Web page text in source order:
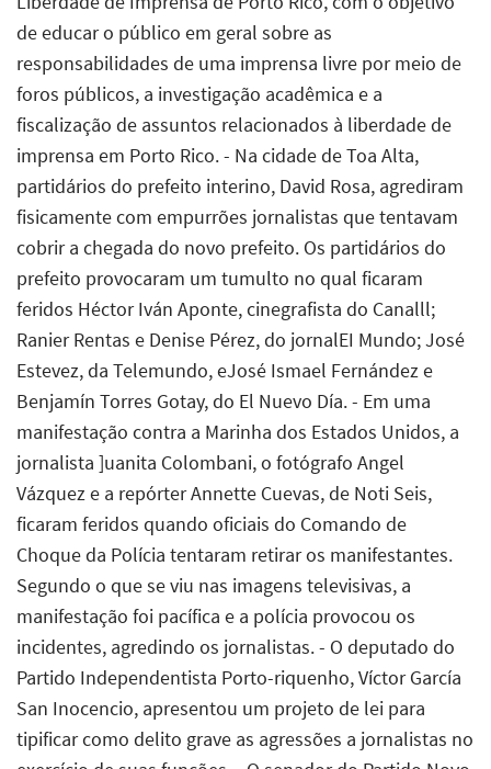
de educar o público em geral sobre as
responsabilidades de uma imprensa livre por meio de
foros públicos, a investigação acadêmica e a
fiscalização de assuntos relacionados à liberdade de
imprensa em Porto Rico. - Na cidade de Toa Alta,
partidários do prefeito interino, David Rosa, agrediram
fisicamente com empurrões jornalistas que tentavam
cobrir a chegada do novo prefeito. Os partidários do
prefeito provocaram um tumulto no qual ficaram
feridos Héctor Iván Aponte, cinegrafista do Canalll;
Ranier Rentas e Denise Pérez, do jornalEI Mundo; José
Estevez, da Telemundo, eJosé Ismael Fernández e
Benjamín Torres Gotay, do El Nuevo Día. - Em uma
manifestação contra a Marinha dos Estados Unidos, a
jornalista ]uanita Colombani, o fotógrafo Angel
Vázquez e a repórter Annette Cuevas, de Noti Seis,
ficaram feridos quando oficiais do Comando de
Choque da Polícia tentaram retirar os manifestantes.
Segundo o que se viu nas imagens televisivas, a
manifestação foi pacífica e a polícia provocou os
incidentes, agredindo os jornalistas. - O deputado do
Partido Independentista Porto-riquenho, Víctor García
San Inocencio, apresentou um projeto de lei para
tipificar como delito grave as agressões a jornalistas no